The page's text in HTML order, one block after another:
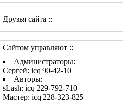
Друзья сайта ::
Сайтом управляют ::
Администраторы:
Сергей: icq 90-42-10
Авторы:
sLash: icq 229-792-710
Мастер: icq 228-323-825